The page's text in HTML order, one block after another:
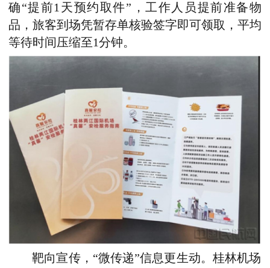
确“提前1天预约取件”，工作人员提前准备物
品，旅客到场凭暂存单核验签字即可领取，平均
等待时间压缩至1分钟。
靶向宣传，“微传递”信息更生动。桂林机场